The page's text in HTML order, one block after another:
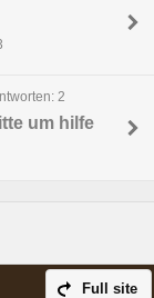
2
um hilfe
Full site